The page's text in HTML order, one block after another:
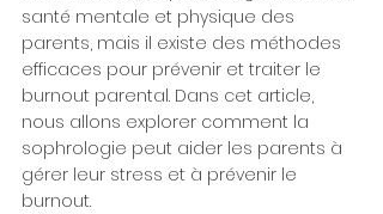
santé mentale et physique des
parents, mais il existe des méthodes
efficaces pour prévenir et traiter le
burnout parental. Dans cet article,
nous allons explorer comment la
sophrologie peut aider les parents à
gérer leur stress et à prévenir le
burnout.